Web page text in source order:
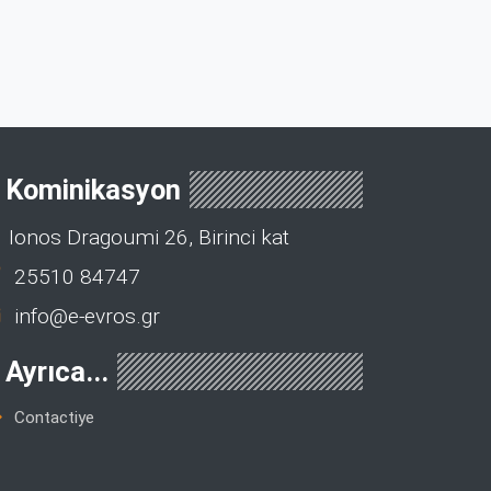
Kominikasyon
Ionos Dragoumi 26, Birinci kat
25510 84747
info@e-evros.gr
Ayrıca...
Contactiye